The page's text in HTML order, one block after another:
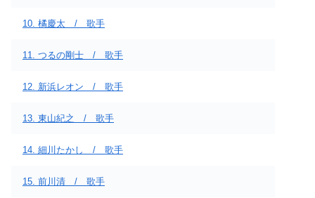
10. 橘慶太 / 歌手
11. つるの剛士 / 歌手
12. 新浜レオン / 歌手
13. 東山紀之 / 歌手
14. 細川たかし / 歌手
15. 前川清 / 歌手